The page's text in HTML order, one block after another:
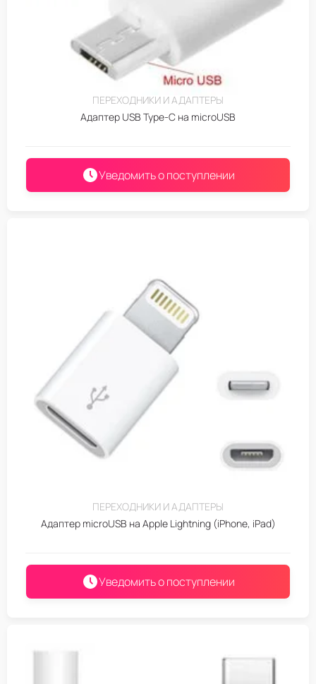
ПЕРЕХОДНИКИ И АДАПТЕРЫ
Адаптер USB Type-C на microUSB
Уведомить о поступлении
ПЕРЕХОДНИКИ И АДАПТЕРЫ
Адаптер microUSB на Apple Lightning (iPhone, iPad)
Уведомить о поступлении